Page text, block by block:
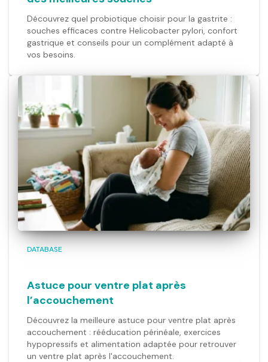
Découvrez quel probiotique choisir pour la gastrite :
souches efficaces contre Helicobacter pylori, confort
gastrique et conseils pour un complément adapté à
vos besoins.
DATABASE
Astuce pour ventre plat après
l’accouchement
Découvrez la meilleure astuce pour ventre plat après
accouchement : rééducation périnéale, exercices
hypopressifs et alimentation adaptée pour retrouver
un ventre plat après l'accouchement.